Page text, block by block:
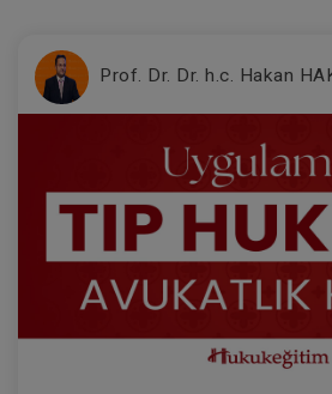
Prof. Dr. Dr. h.c. Hakan